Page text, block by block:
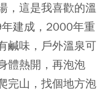
，這是我喜歡的溫
建成，2000年重
鹹味，戶外溫泉可
體熱開，再泡泡
完山，找個地方泡